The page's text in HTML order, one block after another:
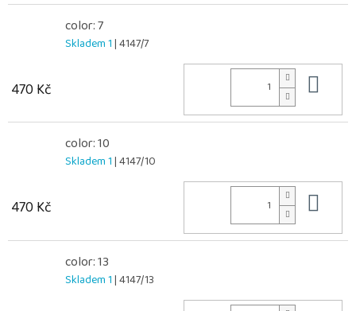
color: 7
Skladem 1| 4147/7
470 Kč
color: 10
Skladem 1| 4147/10
470 Kč
color: 13
Skladem 1| 4147/13